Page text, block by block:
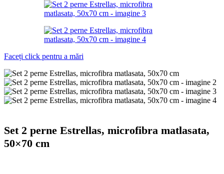
Faceți click pentru a mări
Set 2 perne Estrellas, microfibra matlasata,
50×70 cm